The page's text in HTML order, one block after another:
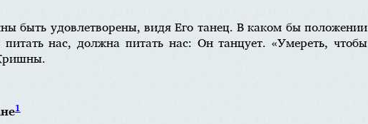
быть удовлетворены, видя Его танец. В каком бы положении
нас, должна питать нас: Он танцует. «Умереть, чтобы
1